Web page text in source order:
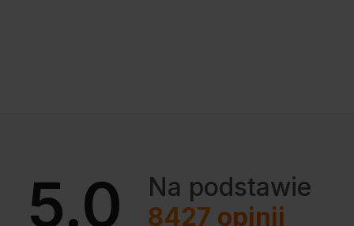
5.0
Na podstawie
8427 opinii